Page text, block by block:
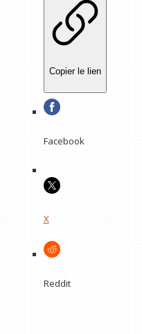
Copier le lien
Facebook
X
Reddit